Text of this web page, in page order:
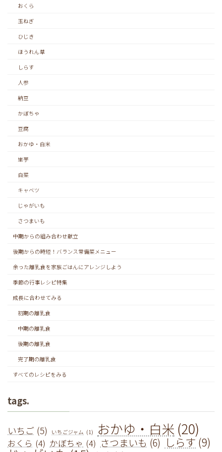
おくら
玉ねぎ
ひじき
ほうれん草
しらす
人参
納豆
かぼちゃ
豆腐
おかゆ・白米
里芋
白菜
キャベツ
じゃがいも
さつまいも
中期からの組み合わせ献立
後期からの時短！バランス常備菜メニュー
余った離乳食を家族ごはんにアレンジしよう
季節の行事レシピ特集
成長に合わせてみる
初期の離乳食
中期の離乳食
後期の離乳食
完了期の離乳食
すべてのレシピをみる
tags.
いちご (5) いちごジャム (1) おかゆ・白米 (20)
おくら (4) かぼちゃ (4) さつまいも (6) しらす (9)